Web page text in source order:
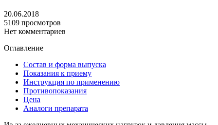
20.06.2018
5109 просмотров
Нет комментариев
Оглавление
Состав и форма выпуска
Показания к приему
Инструкция по применению
Противопоказания
Цена
Аналоги препарата